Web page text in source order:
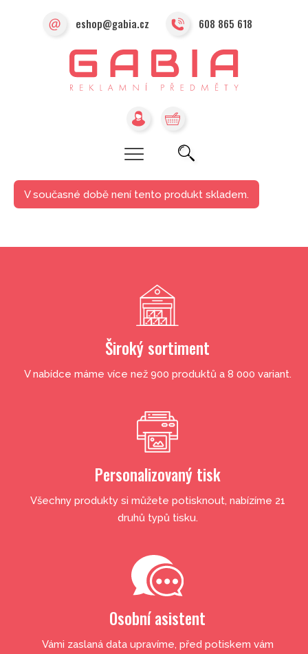
eshop@gabia.cz 608 865 618
V současné době není tento produkt skladem.
Široký sortiment
V nabídce máme více než 900 produktů a 8 000 variant.
Personalizovaný tisk
Všechny produkty si můžete potisknout, nabízíme 21
druhů typů tisku.
Osobní asistent
Vámi zaslaná data upravíme, před potiskem vám